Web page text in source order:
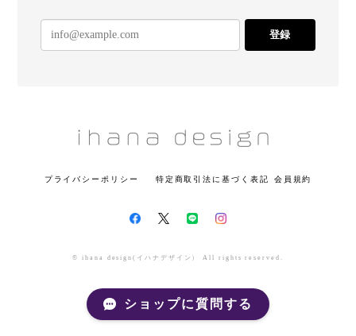
登録
プライバシーポリシー 特定商取引法に基づく表記 会員規約
© ihana design(イハナデザイン） All rights reserved.
ショップに質問する